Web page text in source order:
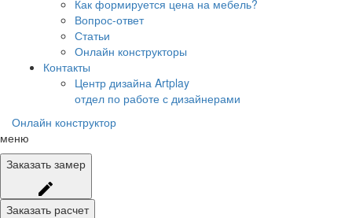
Как формируется цена на мебель?
Вопрос-ответ
Статьи
Онлайн конструкторы
Контакты
Центр дизайна Artplay
отдел по работе с дизайнерами
Онлайн конструктор
меню
Заказать замер
Заказать расчет